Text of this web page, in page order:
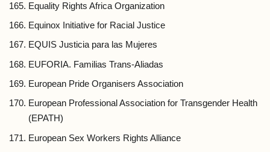
Equality Rights Africa Organization
Equinox Initiative for Racial Justice
EQUIS Justicia para las Mujeres
EUFORIA. Familias Trans-Aliadas
European Pride Organisers Association
European Professional Association for Transgender Health
(EPATH)
European Sex Workers Rights Alliance